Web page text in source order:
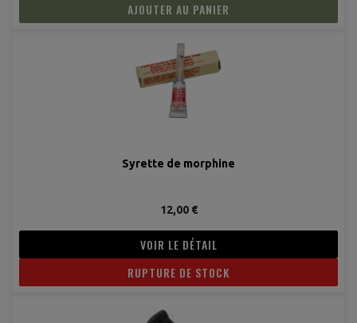
AJOUTER AU PANIER
Syrette de morphine
12,00 €
VOIR LE DÉTAIL
RUPTURE DE STOCK